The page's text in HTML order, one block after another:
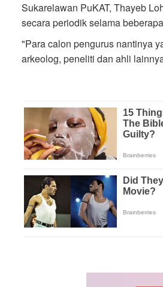
Sukarelawan PuKAT, Thayeb
secara periodik selama
"Para calon pengurus nantinya
arkeolog, peneliti dan ahli